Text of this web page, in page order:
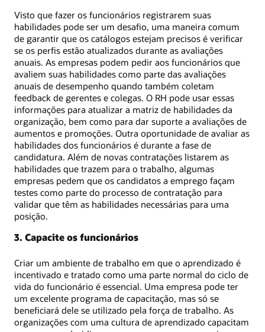
Visto que fazer os funcionários registrarem suas
habilidades pode ser um desafio, uma maneira comum
de garantir que os catálogos estejam precisos é verificar
se os perfis estão atualizados durante as avaliações
anuais. As empresas podem pedir aos funcionários que
avaliem suas habilidades como parte das avaliações
anuais de desempenho quando também coletam
feedback de gerentes e colegas. O RH pode usar essas
informações para atualizar a matriz de habilidades da
organização, bem como para dar suporte a avaliações de
aumentos e promoções. Outra oportunidade de avaliar as
habilidades dos funcionários é durante a fase de
candidatura. Além de novas contratações listarem as
habilidades que trazem para o trabalho, algumas
empresas pedem que os candidatos a emprego façam
testes como parte do processo de contratação para
validar que têm as habilidades necessárias para uma
posição.
3. Capacite os funcionários
Criar um ambiente de trabalho em que o aprendizado é
incentivado e tratado como uma parte normal do ciclo de
vida do funcionário é essencial. Uma empresa pode ter
um excelente programa de capacitação, mas só se
beneficiará dele se utilizado pela força de trabalho. As
organizações com uma cultura de aprendizado capacitam